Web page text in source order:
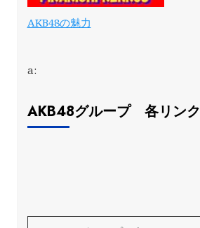
AKB48の魅力
a:
AKB48グループ 各リンク